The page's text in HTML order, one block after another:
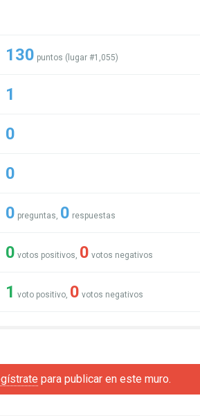
130 puntos (lugar #1,055)
1
0
0
0 preguntas, 0 respuestas
0 votos positivos, 0 votos negativos
1 voto positivo, 0 votos negativos
para publicar en este muro.